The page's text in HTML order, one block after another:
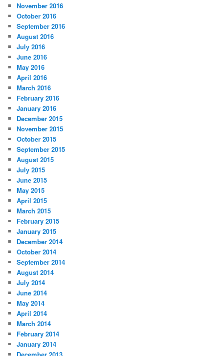
November 2016
October 2016
September 2016
August 2016
July 2016
June 2016
May 2016
April 2016
March 2016
February 2016
January 2016
December 2015
November 2015
October 2015
September 2015
August 2015
July 2015
June 2015
May 2015
April 2015
March 2015
February 2015
January 2015
December 2014
October 2014
September 2014
August 2014
July 2014
June 2014
May 2014
April 2014
March 2014
February 2014
January 2014